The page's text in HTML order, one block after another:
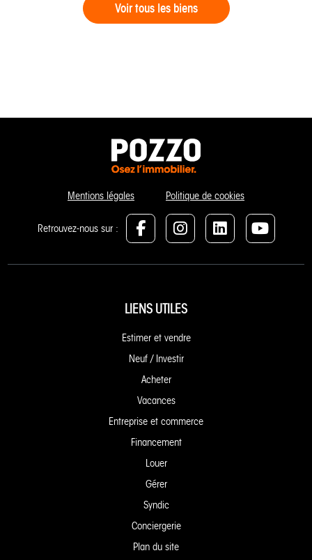
Voir tous les biens
Mentions légales Politique de cookies
Retrouvez-nous sur :
LIENS UTILES
Estimer et vendre
Neuf / Investir
Acheter
Vacances
Entreprise et commerce
Financement
Louer
Gérer
Syndic
Conciergerie
Plan du site